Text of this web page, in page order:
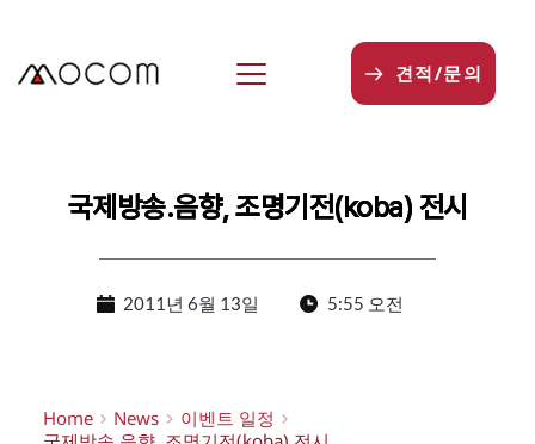
견적/문의
국제방송.음향, 조명기전(koba) 전시
2011년 6월 13일 5:55 오전
Home News
이벤트 일정